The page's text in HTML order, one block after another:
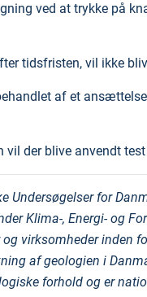
ved at trykke på
tidsfristen, vil ikke
af et
der blive anvendt
Undersøgelser for
Klima-, Energi- og
virksomheder inden
af geologien i
forhold og er